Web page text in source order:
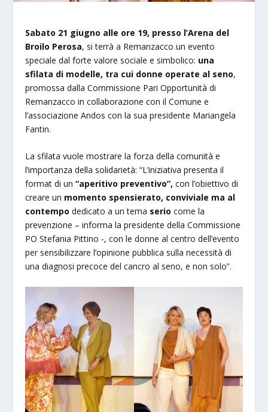
Sabato 21 giugno alle ore 19, presso l’Arena del
Broilo Perosa, si terrà a Remanzacco un evento
speciale dal forte valore sociale e simbolico: una
sfilata di modelle, tra cui donne operate al seno,
promossa dalla Commissione Pari Opportunità di
Remanzacco in collaborazione con il Comune e
l’associazione Andos con la sua presidente Mariangela
Fantin.
La sfilata vuole mostrare la forza della comunità e
l’importanza della solidarietà: “L’iniziativa presenta il
format di un“aperitivo preventivo”, con l’obiettivo di
creare un momento spensierato, conviviale ma al
contempodedicato a un tema seriocome la
prevenzione – informa la presidente della Commissione
PO Stefania Pittino -, con le donne al centro dell’evento
per sensibilizzare l’opinione pubblica sulla necessità di
una diagnosi precoce del cancro al seno, e non solo”.